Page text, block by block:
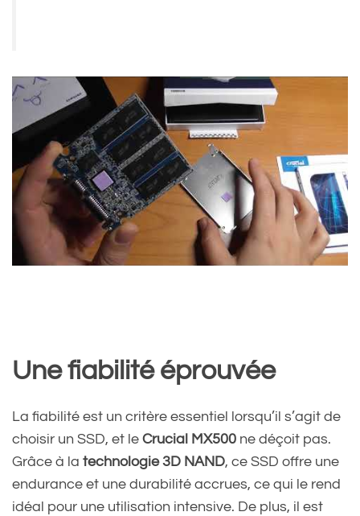
Une fiabilité éprouvée
La fiabilité est un critère essentiel lorsqu’il s’agit de
choisir un SSD, et le Crucial MX500 ne déçoit pas.
Grâce à la technologie 3D NAND, ce SSD offre une
endurance et une durabilité accrues, ce qui le rend
idéal pour une utilisation intensive. De plus, il est